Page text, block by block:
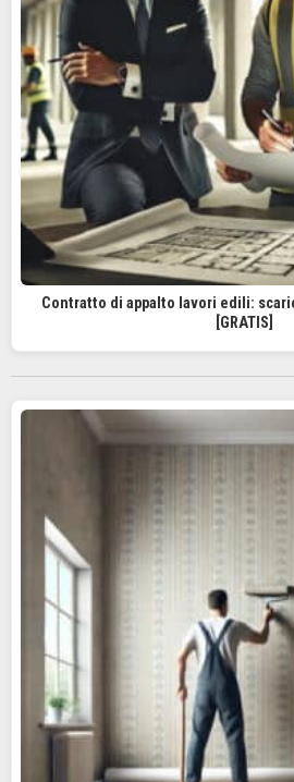
Contratto di appalto lavori edili:
[GRATIS]